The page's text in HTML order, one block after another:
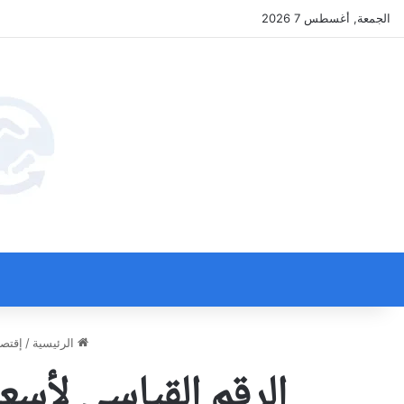
الجمعة, أغسطس 7 2026
الرئيسية /